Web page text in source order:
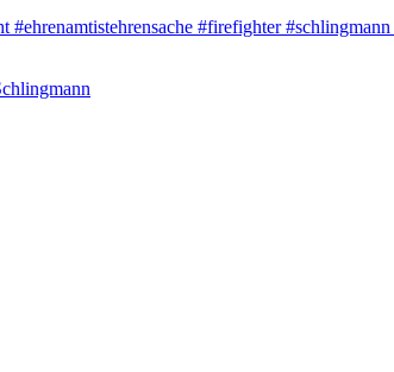
#ehrenamtistehrensache #firefighter#schlingmann